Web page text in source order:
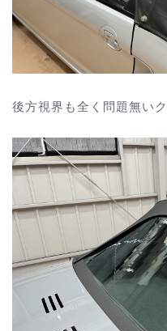
後方視界も全く問題無いク